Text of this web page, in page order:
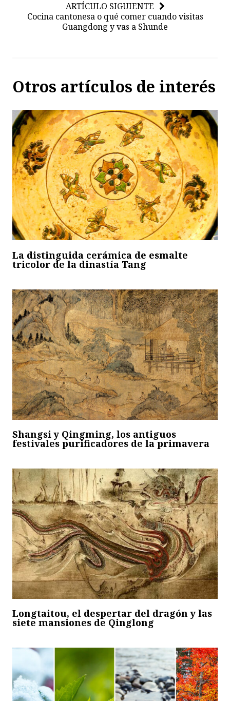
ARTÍCULO SIGUIENTE
Cocina cantonesa o qué comer cuando visitas
Guangdong y vas a Shunde
Otros artículos de interés
La distinguida cerámica de esmalte
tricolor de la dinastía Tang
Shangsi y Qingming, los antiguos
festivales purificadores de la primavera
Longtaitou, el despertar del dragón y las
siete mansiones de Qinglong